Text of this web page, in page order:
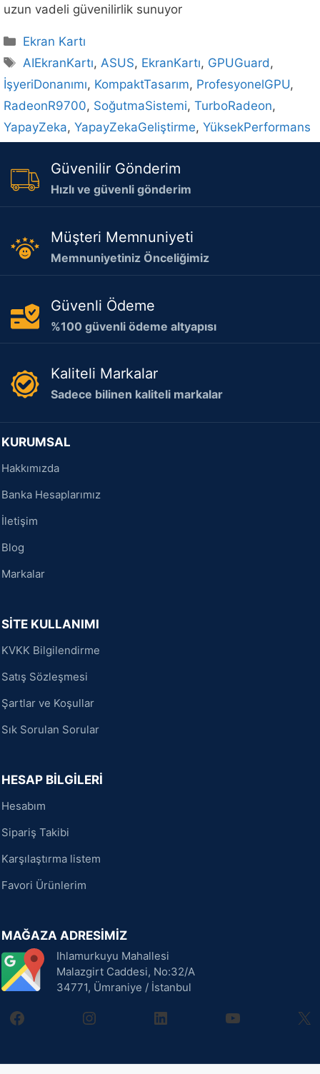
uzun vadeli güvenilirlik sunuyor
Kategoriler
Ekran Kartı
Etiketler
AIEkranKartı,ASUS, EkranKartı, GPUGuard,
İşyeriDonanımı, KompaktTasarım, ProfesyonelGPU,
RadeonR9700, SoğutmaSistemi, TurboRadeon,
YapayZeka, YapayZekaGeliştirme, YüksekPerformans
Güvenilir Gönderim
Hızlı ve güvenli gönderim
Müşteri Memnuniyeti
Memnuniyetiniz Önceliğimiz
Güvenli Ödeme
%100 güvenli ödeme altyapısı
Kaliteli Markalar
Sadece bilinen kaliteli markalar
KURUMSAL
Hakkımızda
Banka Hesaplarımız
İletişim
Blog
Markalar
SİTE KULLANIMI
KVKK Bilgilendirme
Satış Sözleşmesi
Şartlar ve Koşullar
Sık Sorulan Sorular
HESAP BİLGİLERİ
Hesabım
Sipariş Takibi
Karşılaştırma listem
Favori Ürünlerim
MAĞAZA ADRESİMİZ
Ihlamurkuyu Mahallesi
Malazgirt Caddesi, No:32/A
34771, Ümraniye / İstanbul
facebookinstagramlinkedin youtube X